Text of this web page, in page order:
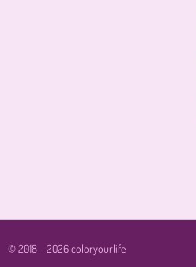
© 2018 - 2026 coloryourlife